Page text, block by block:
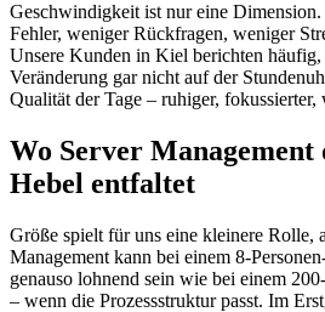
Geschwindigkeit ist nur eine
Fehler, weniger Rückfragen, weniger
Unsere Kunden in Kiel berichten häufig,
Veränderung gar nicht auf der
Qualität der Tage – ruhiger, fokussierter,
Wo Server Management
Hebel entfaltet
Größe spielt für uns eine kleinere Rolle,
Management kann bei einem 8-
genauso lohnend sein wie bei einem
– wenn die Prozessstruktur passt. Im